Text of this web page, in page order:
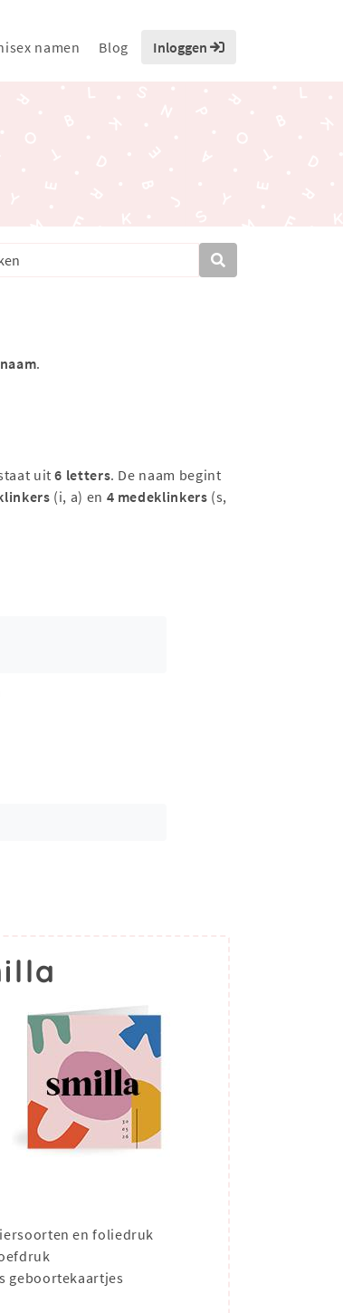
namen Blog Inloggen
.
uit6 letters. De naam begint
(i, a) en 4 medeklinkers (s,
en foliedruk
geboortekaartjes